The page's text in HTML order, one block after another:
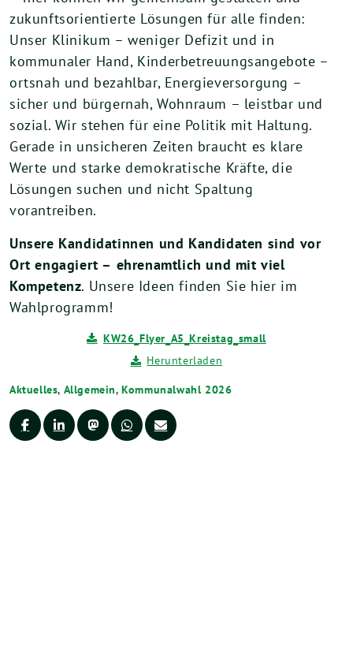
zukunftsorientierte Lösungen für alle finden:
Unser Klinikum – weniger Defizit und in
kommunaler Hand, Kinderbetreuungsangebote –
ortsnah und bezahlbar, Energieversorgung –
sicher und bürgernah, Wohnraum – leistbar und
sozial. Wir stehen für eine Politik mit Haltung.
Gerade in unsicheren Zeiten braucht es klare
Werte und starke demokratische Kräfte, die
Lösungen suchen und nicht Spaltung
vorantreiben.
Unsere Kandidatinnen und Kandidaten sind vor
Ort engagiert – ehrenamtlich und mit viel
Kompetenz. Unsere Ideen finden Sie hier im
Wahlprogramm!
KW26_Flyer_A5_Kreistag_small
Herunterladen
Aktuelles, Allgemein,Kommunalwahl 2026